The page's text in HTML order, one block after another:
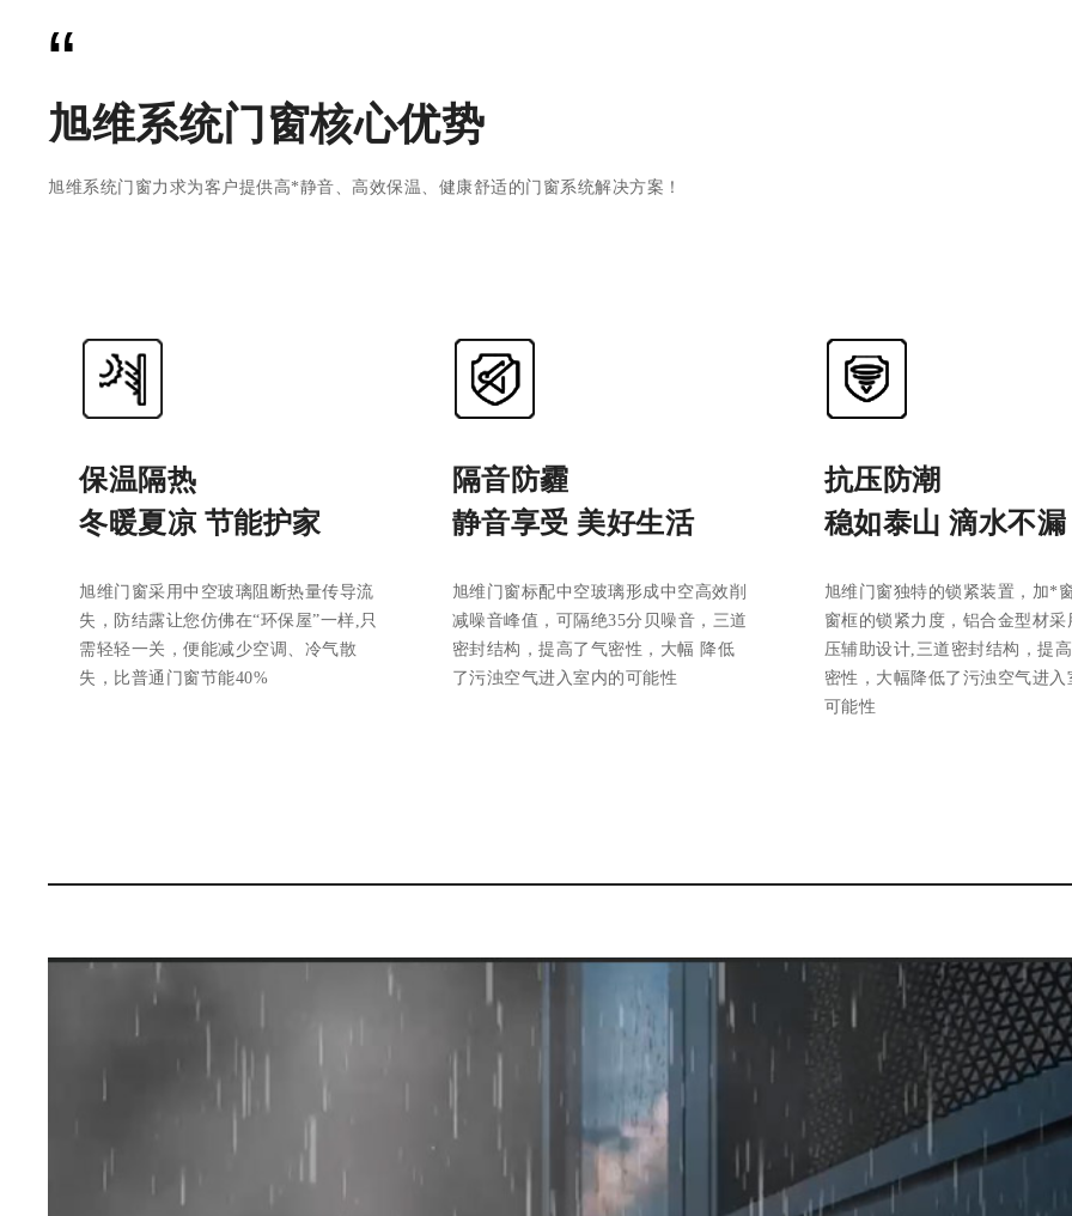
“
旭维系统门窗核心优势
旭维系统门窗力求为客户提供高*静音、高效保温、健康舒适的门窗系统解决方案！
保温隔热
冬暖夏凉 节能护家
旭维门窗采用中空玻璃阻断热量传导流
失，防结露让您仿佛在“环保屋”一样,只
需轻轻一关，便能减少空调、冷气散
失，比普通门窗节能40%
隔音防霾
静音享受 美好生活
旭维门窗标配中空玻璃形成中空高效削
减噪音峰值，可隔绝35分贝噪音，三道
密封结构，提高了气密性，大幅 降低
了污浊空气进入室内的可能性
抗压防潮
稳如泰山 滴水不漏
旭维门窗独特的锁紧装置，加*
窗框的锁紧力度，铝合金型材采
压辅助设计,三道密封结构，提
密性，大幅降低了污浊空气进入
可能性